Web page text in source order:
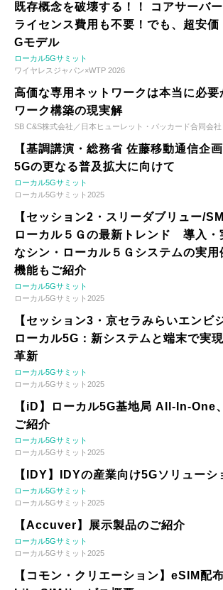
既存概念を破壊する！！ コアサーバ
ライセンス費用も不要！でも、超安
Gモデル
ローカル5Gサミット
ワイヤレスジャパン×WTP 2026
高価な専用ネットワークは本当に必要
ワーク構築の現実解
SB C&S株式会社／日本ヒューレット・パッカード合同会社
【基調講演・総務省 佐藤移動通信企
5Gの更なる普及拡大に向けて
ローカル5Gサミット
ローカル5Gサミット2025
【セッション2・スリーダブリュー/
ローカル５Ｇの最新トレンド 導入・
なシン・ローカル５Ｇシステムの実
機能もご紹介
ローカル5Gサミット
ローカル5Gサミット2025
【セッション3・京セラみらいエンビ
ローカル5G：新システムと端末で実
革新
ローカル5Gサミット
ローカル5Gサミット2025
【iD】ローカル5G基地局 All-In-One
ご紹介
ローカル5Gサミット
ローカル5Gサミット2025
【IDY】IDYの産業向け5Gソリューシ
ローカル5Gサミット
ローカル5Gサミット2025
【Accuver】展示製品のご紹介
ローカル5Gサミット
ローカル5Gサミット2025
【コモン・クリエーション】eSIM配